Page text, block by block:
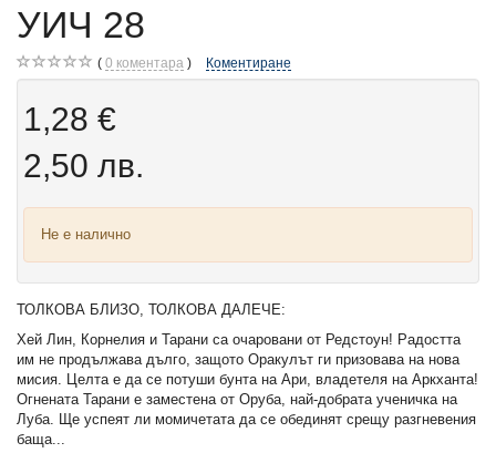
УИЧ 28
0 коментара Коментиране
1,28 €
2,50 лв.
Не е налично
ТОЛКОВА БЛИЗО, ТОЛКОВА ДАЛЕЧЕ:
Хей Лин, Корнелия и Тарани са очаровани от Редстоун! Радостта
им не продължава дълго, защото Оракулът ги призовава на нова
мисия. Целта е да се потуши бунта на Ари, владетеля на Аркханта!
Огнената Тарани е заместена от Оруба, най-добрата ученичка на
Луба. Ще успеят ли момичетата да се обединят срещу разгневения
баща...